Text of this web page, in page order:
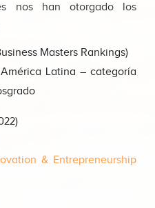
nos han otorgado los
Masters Rankings)
Latina –categoría
& Entrepreneurship